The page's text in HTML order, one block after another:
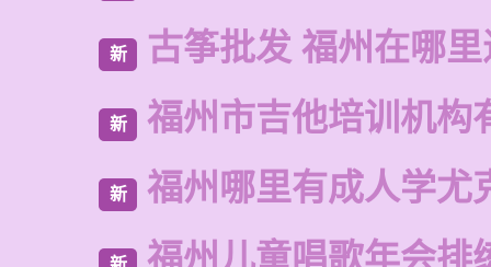
新 古筝批发 福州在哪
新 福州市吉他培训机构
新 福州哪里有成人学尤
福州儿童唱歌年会排